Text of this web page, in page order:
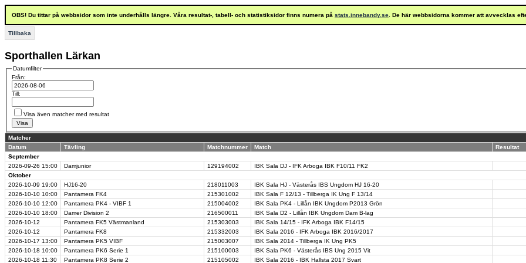
OBS! Du tittar på webbsidor som inte underhålls längre. Våra resultat-, tabell- och statistiksidor finns numera på stats.innebandy.se . De här webbsidorna kommer att avvecklas
Tillbaka
Sporthallen Lärkan
Datumfilter
Från:
Till:
Visa även matcher med resultat
Matcher
Datum
Tävling Matchnummer Match Resultat
September
2026-09-26 15:00 Damjunior 129194002
IBK Sala DJ - IFK Arboga IBK F10/11 FK2
Oktober
2026-10-09 19:00 HJ16-20 218011003
IBK Sala HJ - Västerås IBS Ungdom HJ 16-20
2026-10-10 10:00 Pantamera FK4 215301002
IBK Sala F 12/13 - Tillberga IK Ung F 13/14
2026-10-10 12:00 Pantamera PK4 - VIBF 1 215004002
IBK Sala PK4 - Lillån IBK Ungdom P2013 Grön
2026-10-10 18:00 Damer Division 2 216500011
IBK Sala D2 - Lillån IBK Ungdom Dam B-lag
2026-10-12
Pantamera FK5 Västmanland 215303003
IBK Sala 14/15 - IFK Arboga IBK F14/15
2026-10-12
Pantamera FK8 215332003
IBK Sala 2016 - IFK Arboga IBK 2016/2017
2026-10-17 13:00 Pantamera PK5 VIBF 215003007
IBK Sala 2014 - Tillberga IK Ung PK5
2026-10-18 10:00 Pantamera PK6 Serie 1 215100003
IBK Sala PK6 - Västerås IBS Ung 2015 Vit
2026-10-18 11:30 Pantamera PK8 Serie 2 215105002
IBK Sala 2016 - IBK Hallsta 2017 Svart